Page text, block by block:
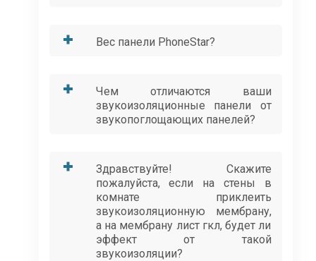
Вес панели PhoneStar?
Чем отличаются ваши
звукоизоляционные панели от
звукопоглощающих панелей?
Здравствуйте! Скажите
пожалуйста, если на стены в
комнате приклеить
звукоизоляционную мембрану,
а на мембрану лист гкл, будет ли
эффект от такой
звукоизоляции?